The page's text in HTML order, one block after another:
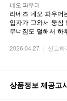
네오 파우더
라네즈 네오 파우더
입자가 고와서 뭉침
무너짐도 덜해서 하
2026.04.27 신고하
상품정보 제공고